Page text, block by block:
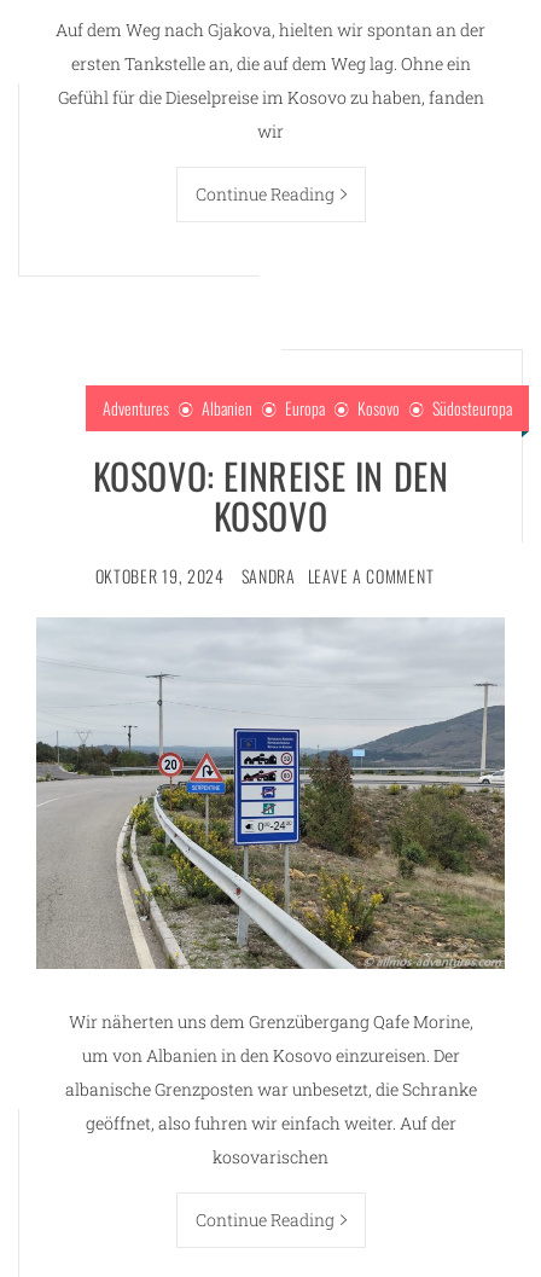
Auf dem Weg nach Gjakova, hielten wir spontan an der
ersten Tankstelle an, die auf dem Weg lag. Ohne ein
Gefühl für die Dieselpreise im Kosovo zu haben, fanden
wir
Continue Reading
Adventures Albanien Europa Kosovo Südosteuropa
KOSOVO: EINREISE IN DEN
KOSOVO
OKTOBER 19, 2024 SANDRA LEAVE A COMMENT
Wir näherten uns dem Grenzübergang Qafe Morine,
um von Albanien in den Kosovo einzureisen. Der
albanische Grenzposten war unbesetzt, die Schranke
geöffnet, also fuhren wir einfach weiter. Auf der
kosovarischen
Continue Reading